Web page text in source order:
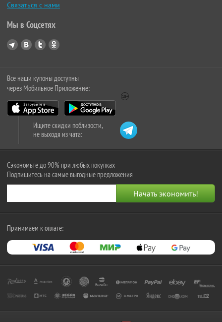
Связаться с нами
Мы в Соцсетях
Все наши купоны доступны
через Мобильное Приложение:
Ищите скидки поблизости,
не выходя из чата:
Сэкономьте до 90% при любых покупках
Подпишитесь на самые выгодные предложения
Принимаем к оплате: